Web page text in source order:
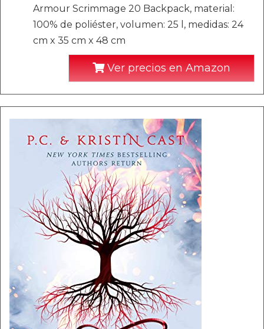
Armour Scrimmage 20 Backpack, material:
100% de poliéster, volumen: 25 l, medidas: 24
cm x 35 cm x 48 cm
Ver precios en Amazon